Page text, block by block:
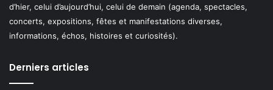
d’hier, celui d’aujourd’hui, celui de demain (agenda, spectacles,
concerts, expositions, fêtes et manifestations diverses,
informations, échos, histoires et curiosités).
Derniers articles